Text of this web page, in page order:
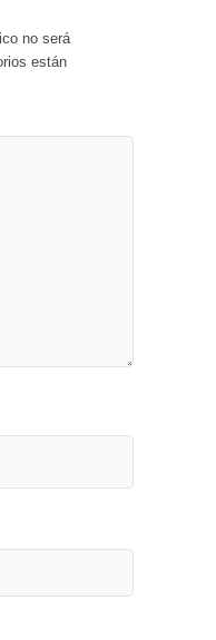
no será
están